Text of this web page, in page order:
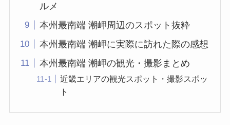
ルメ
本州最南端 潮岬周辺のスポット抜粋
本州最南端 潮岬に実際に訪れた際の感想
本州最南端 潮岬の観光・撮影まとめ
近畿エリアの観光スポット・撮影スポッ
ト